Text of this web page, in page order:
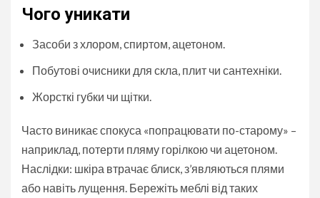
Чого уникати
Засоби з хлором, спиртом, ацетоном.
Побутові очисники для скла, плит чи сантехніки.
Жорсткі губки чи щітки.
Часто виникає спокуса «попрацювати по-старому» –
наприклад, потерти пляму горілкою чи ацетоном.
Наслідки: шкіра втрачає блиск, з’являються плями
або навіть лущення. Бережіть меблі від таких